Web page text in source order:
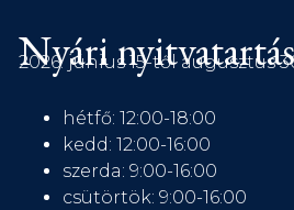
Nyári nyitvatartás
2026. június 15-től augusztus
hétfő: 12:00-18:00
kedd: 12:00-16:00
szerda: 9:00-16:00
csütörtök: 9:00-16:00